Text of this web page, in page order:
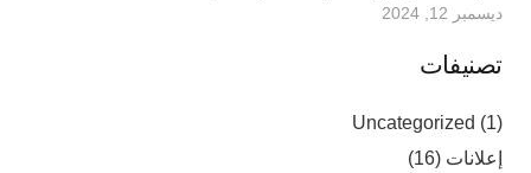
ديسمبر 12, 2024
تصنيفات
Uncategorized (1)
إعلانات (16)